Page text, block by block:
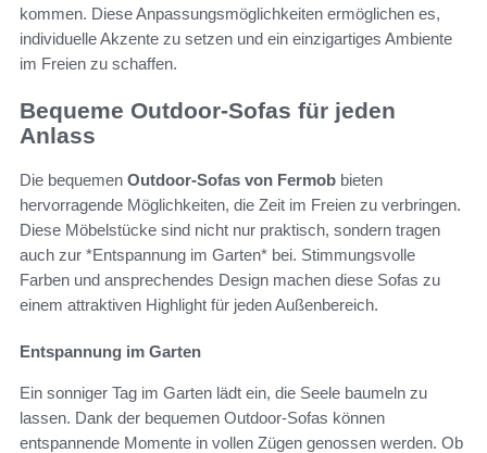
kommen. Diese Anpassungsmöglichkeiten ermöglichen es,
individuelle Akzente zu setzen und ein einzigartiges Ambiente
im Freien zu schaffen.
Bequeme Outdoor-Sofas für jeden
Anlass
Die bequemen Outdoor-Sofas von Fermob bieten
hervorragende Möglichkeiten, die Zeit im Freien zu verbringen.
Diese Möbelstücke sind nicht nur praktisch, sondern tragen
auch zur *Entspannung im Garten* bei. Stimmungsvolle
Farben und ansprechendes Design machen diese Sofas zu
einem attraktiven Highlight für jeden Außenbereich.
Entspannung im Garten
Ein sonniger Tag im Garten lädt ein, die Seele baumeln zu
lassen. Dank der bequemen Outdoor-Sofas können
entspannende Momente in vollen Zügen genossen werden. Ob